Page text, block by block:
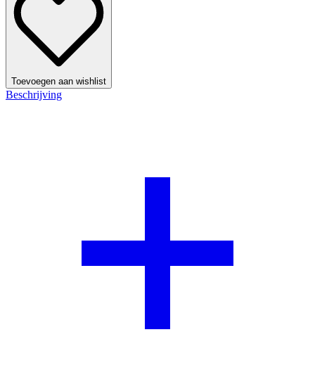
Toevoegen aan wishlist
Beschrijving